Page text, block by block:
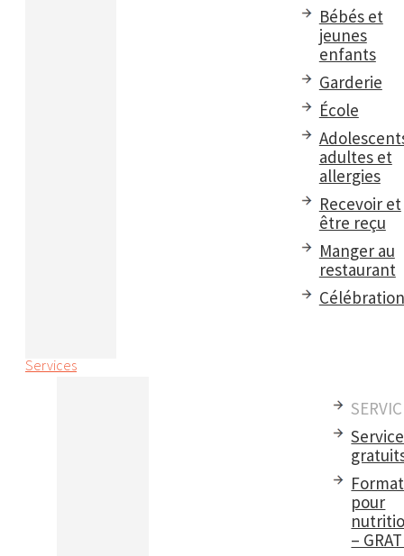
Bébés et
jeunes
enfants
Garderie
École
adultes et
allergies
Recevoir et
être reçu
Manger au
restaurant
Services
pour
–